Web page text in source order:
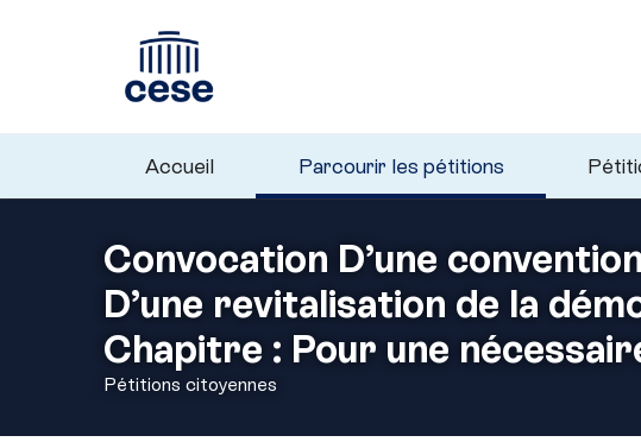
Accueil Parcourir les pétitions
Convocation D’une
D’une revitalisation de la
Chapitre : Pour une
Pétitions citoyennes